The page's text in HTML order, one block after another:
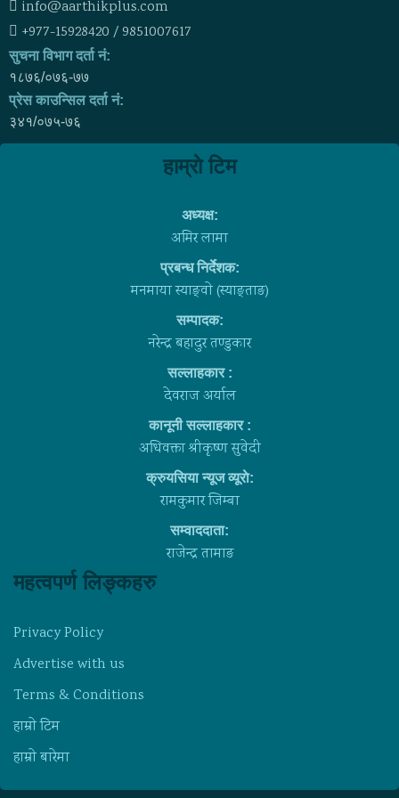
info@aarthikplus.com
+977-15928420 / 9851007617
सुचना विभाग दर्ता नं:
१८७६/०७६-७७
प्रेस काउन्सिल दर्ता नं:
३४१/०७५-७६
हाम्राे टिम
अध्यक्ष:
अमिर लामा
प्रबन्ध निर्देशक:
मनमाया स्याङ्वाे (स्याङ्ताङ)
सम्पादक:
नरेन्द्र बहादुर तण्डुकार
सल्लाहकार :
देवराज अर्याल
कानूनी सल्लाहकार :
अधिवक्ता श्रीकृष्ण सुवेदी
क्रुयसिया न्यूज व्यूराे:
रामकुमार जिम्बा
सम्वाददाता:
राजेन्द्र तामाङ
महत्वपर्ण लिङ्कहरु
Privacy Policy
Advertise with us
Terms & Conditions
हाम्राे टिम
हाम्राे बारेमा